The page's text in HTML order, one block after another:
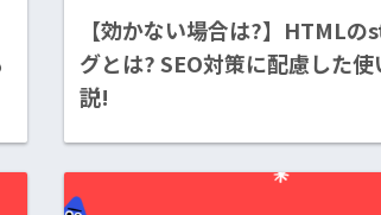
【効かない場合は?】HTML
グとは? SEO対策に配慮した
説!